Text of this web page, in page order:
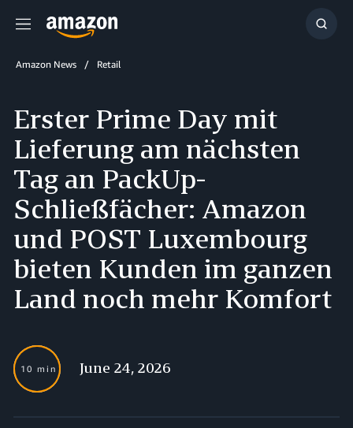
Menu
Show
Amazon News Retail
Erster Prime Day mit
Lieferung am nächsten
Tag an PackUp-
Schließfächer: Amazon
und POST Luxembourg
bieten Kunden im ganzen
Land noch mehr Komfort
10 min June 24, 2026